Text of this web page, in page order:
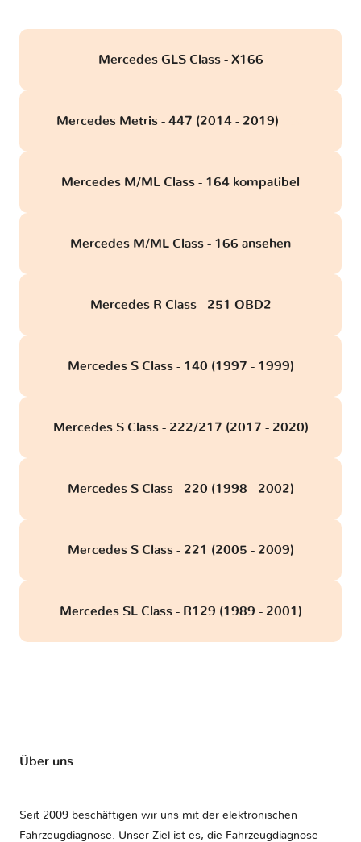
Mercedes GLS Class - X166
Mercedes Metris - 447 (2014 - 2019)
Mercedes M/ML Class - 164 kompatibel
Mercedes M/ML Class - 166 ansehen
Mercedes R Class - 251 OBD2
Mercedes S Class - 140 (1997 - 1999)
Mercedes S Class - 222/217 (2017 - 2020)
Mercedes S Class - 220 (1998 - 2002)
Mercedes S Class - 221 (2005 - 2009)
Mercedes SL Class - R129 (1989 - 2001)
Über uns
Seit 2009 beschäftigen wir uns mit der elektronischen
Fahrzeugdiagnose. Unser Ziel ist es, die Fahrzeugdiagnose